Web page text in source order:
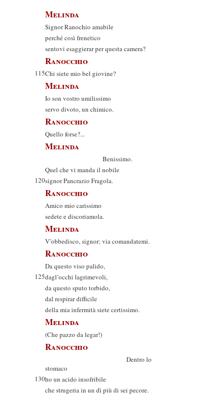
Melinda
Signor Ranochio amabile
perché così frenetico
sentovi esaggierar per questa camera?
Ranocchio
115Chi siete mio bel giovine?
Melinda
Io son vostro umilissimo
servo divoto, un chimico.
Ranocchio
Quello forse?...
Melinda
Benissimo.
Quel che vi manda il nobile
120signor Pancrazio Fragola.
Ranocchio
Amico mio carissimo
sedete e discoriamola.
Melinda
V’obbedisco, signor; via comandatemi.
Ranocchio
Da questo viso palido,
125dagl’occhi lagrimevoli,
da questo sputo torbido,
dal respirar difficile
della mia infermità siete certissimo.
Melinda
(Che pazzo da legar!)
Ranocchio
Dentro lo
stomaco
130ho un acido insofribile
che strugeria in un dì più di sei pecore.